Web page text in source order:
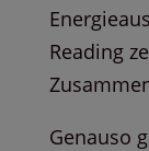
Reading
Genauso